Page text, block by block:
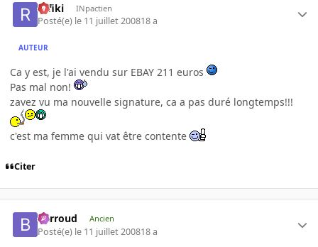
rafiki INpactien
Posté(e) le 11 juillet 200818 a
AUTEUR
Ca y est, je l'ai vendu sur EBAY 211 euros
Pas mal non!
zavez vu ma nouvelle signature, ca a pas duré longtemps!!!
c'est ma femme qui vat être contente
Citer
Barroud Ancien
Posté(e) le 11 juillet 200818 a